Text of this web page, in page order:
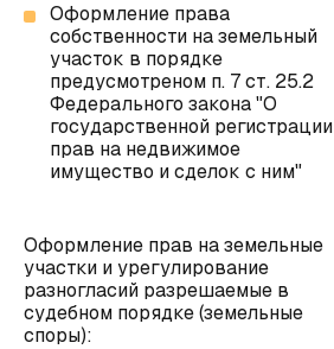
Оформление права
собственности на земельный
участок в порядке
предусмотреном п. 7 ст. 25.2
Федерального закона "О
государственной регистрации
прав на недвижимое
имущество и сделок с ним"
Оформление прав на земельные
участки и урегулирование
разногласий разрешаемые в
судебном порядке (земельные
споры):